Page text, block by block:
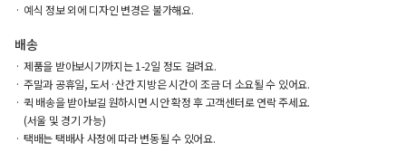
예식 정보 외에 디자인 변경은 불가해요.
배송
제품을 받아보시기까지는 1-2일 정도 걸려요.
주말과 공휴일, 도서·산간 지방은 시간이 조금 더 소요될 수 있어요.
퀵 배송을 받아보길 원하시면 시안 확정 후 고객센터로 연락 주세요.
(서울 및 경기 가능)
택배는 택배사 사정에 따라 변동될 수 있어요.